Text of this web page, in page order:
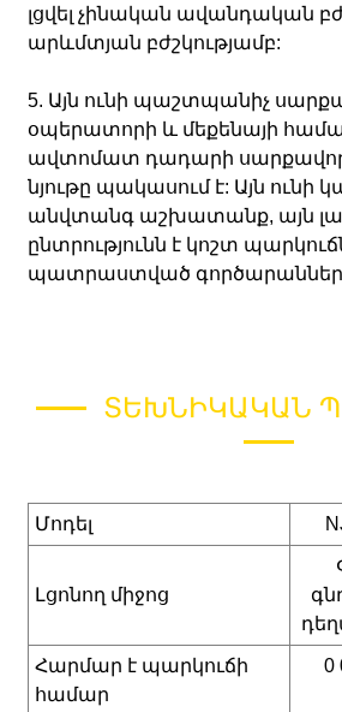
լցվել չինական ավանդական
արևմտյան բժշկությամբ:
5. Այն ունի պաշտպանիչ
օպերատորի և մեքենայի
ավտոմատ դադարի
նյութը պակասում է: Այն ունի
անվտանգ աշխատանք, այն
ընտրությունն է կոշտ
պատրաստված
ՏԵԽՆԻԿԱԿԱՆ
Մոդել
Լցոնող միջոց
Հարմար է պարկուճի
համար
0